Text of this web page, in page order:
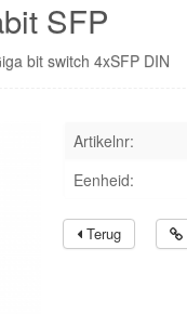
SFP
bit switch 4xSFP DIN
Artikelnr:
Eenheid:
Terug